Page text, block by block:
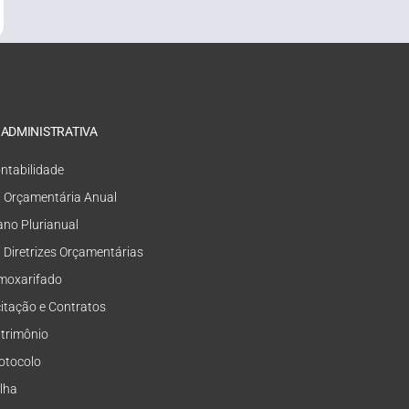
Orçamentária Anual
Plurianual
Diretrizes Orçamentárias
e Contratos